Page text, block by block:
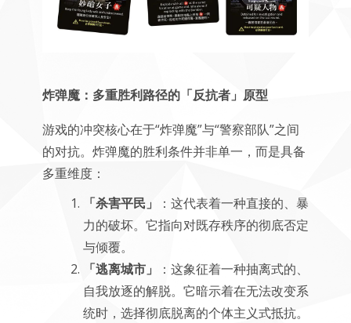
炸弹魔：多重胜利路径的「反抗者」原型
游戏的冲突核心在于“炸弹魔”与“警察部队”之间
的对抗。炸弹魔的胜利条件并非单一，而是具备
多重维度：
「杀害平民」
：这代表着一种直接的、暴
力的破坏。它指向对既存秩序的彻底否定
与倾覆。
「逃离城市」
：这象征着一种抽离式的、
自我放逐的解脱。它暗示着在无法改变系
统时，选择彻底脱离的个体主义式抵抗。